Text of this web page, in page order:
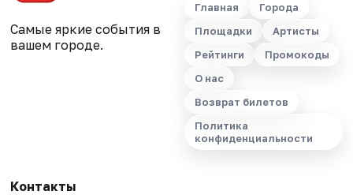
Самые яркие события в
вашем городе.
Главная
Города
Площадки
Артисты
Рейтинги
Промокоды
О нас
Возврат билетов
Политика
конфиденциальности
Контакты